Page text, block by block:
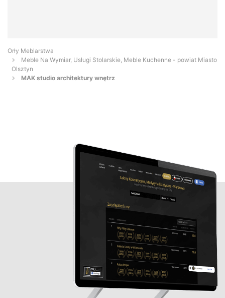
Orły Meblarstwa
Meble Na Wymiar, Usługi Stolarskie, Meble Kuchenne - powiat Miasto
Olsztyn
MAK studio architektury wnętrz